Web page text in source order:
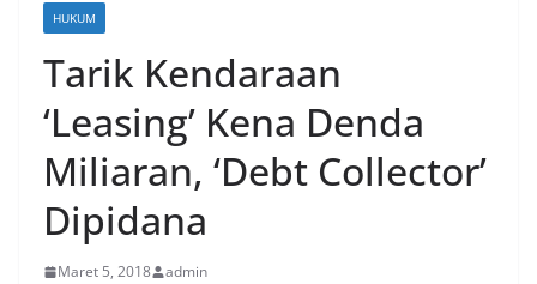
HUKUM
Tarik Kendaraan
‘Leasing’ Kena Denda
Miliaran, ‘Debt Collector’
Dipidana
Maret 5, 2018 admin